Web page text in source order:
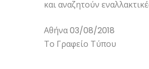
και αναζητούν
Αθήνα 03/08/2018
Το Γραφείο Τύπου